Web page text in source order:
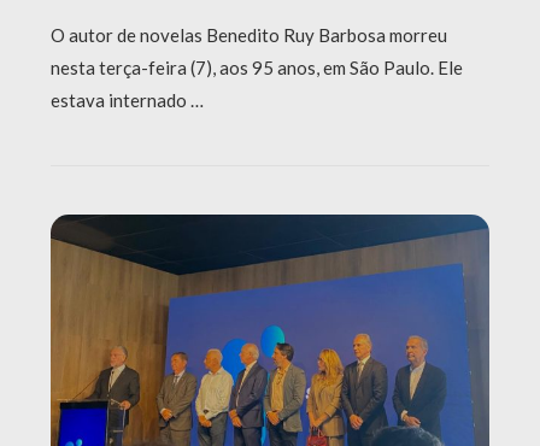
O autor de novelas Benedito Ruy Barbosa morreu
nesta terça-feira (7), aos 95 anos, em São Paulo. Ele
estava internado …